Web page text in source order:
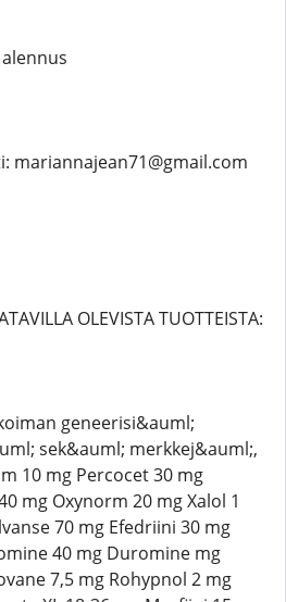
mariannajean71@gmail.com
OLEVISTA TUOTTEISTA:
geneerisi&auml;
sek&auml; merkkej&auml;,
10 mg Percocet 30 mg
mg Oxynorm 20 mg Xalol 1
70 mg Efedriini 30 mg
40 mg Duromine mg
7,5 mg Rohypnol 2 mg